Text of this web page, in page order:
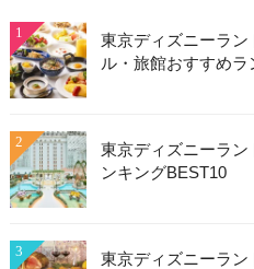
1
東京ディズニーラ
ル・旅館おすすめ
2
東京ディズニーラン
ンキングBEST10
3
東京ディズニーラ